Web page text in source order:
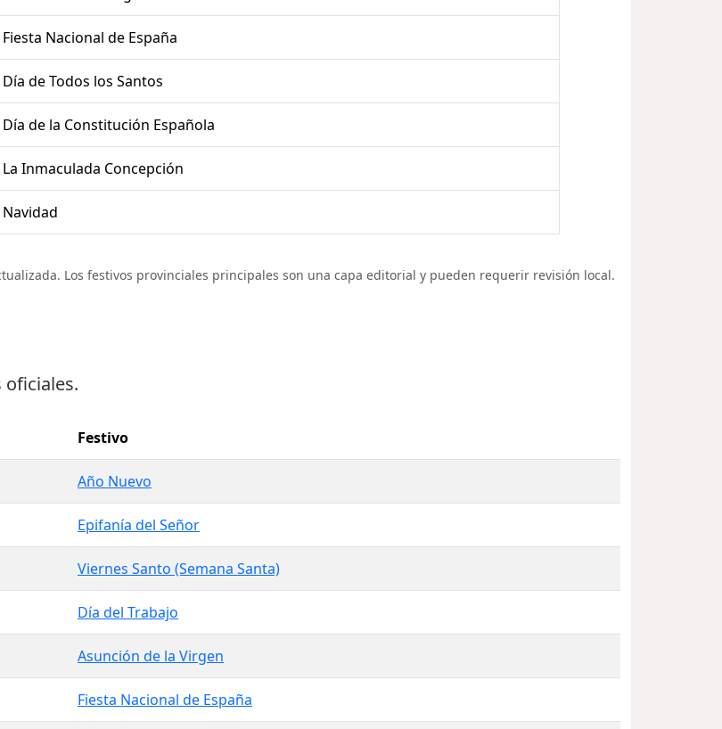
Fiesta Nacional de España
Día de Todos los Santos
Día de la Constitución Española
La Inmaculada Concepción
Navidad
Los festivos provinciales principales son una capa editorial y pueden requerir revisión local.
oficiales.
Festivo
Año Nuevo
Epifanía del Señor
Viernes Santo (Semana Santa)
Día del Trabajo
Asunción de la Virgen
Fiesta Nacional de España